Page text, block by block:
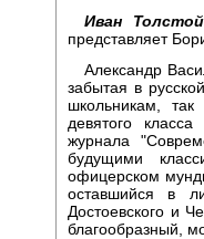
Иван
представляет
Александр
забытая в
школьникам, так
девятого
журнала
будущими
офицерском
оставшийся в
Достоевского и
благообразный,